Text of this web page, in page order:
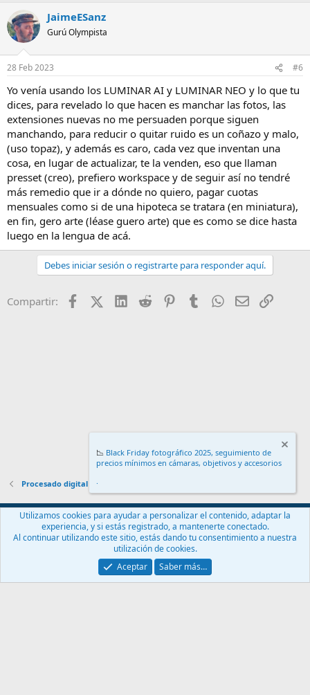
JaimeESanz
Gurú Olympista
28 Feb 2023 #6
Yo venía usando los LUMINAR AI y LUMINAR NEO y lo que tu
dices, para revelado lo que hacen es manchar las fotos, las
extensiones nuevas no me persuaden porque siguen
manchando, para reducir o quitar ruido es un coñazo y malo,
(uso topaz), y además es caro, cada vez que inventan una
cosa, en lugar de actualizar, te la venden, eso que llaman
presset (creo), prefiero workspace y de seguir así no tendré
más remedio que ir a dónde no quiero, pagar cuotas
mensuales como si de una hipoteca se tratara (en miniatura),
en fin, gero arte (léase guero arte) que es como se dice hasta
luego en la lengua de acá.
Debes iniciar sesión o registrarte para responder aquí.
Compartir: FacebookX (Twitter)
LinkedIn
Reddit PinterestTumblr WhatsApp
EmailEnlace
Procesado digital
Español (ES)
Contáctanos
Términos y reglas Política de privacidad
Ayuda
Community platform by XenForo® © 2010-2024 XenForo Ltd.
📉 Black Friday fotográfico 2025, seguimiento de
precios mínimos en cámaras, objetivos y accesorios
.
Utilizamos cookies para ayudar a personalizar el contenido, adaptar la
experiencia, y si estás registrado, a mantenerte conectado.
Al continuar utilizando este sitio, estás dando tu consentimiento a nuestra
utilización de cookies.
Aceptar
Saber más…